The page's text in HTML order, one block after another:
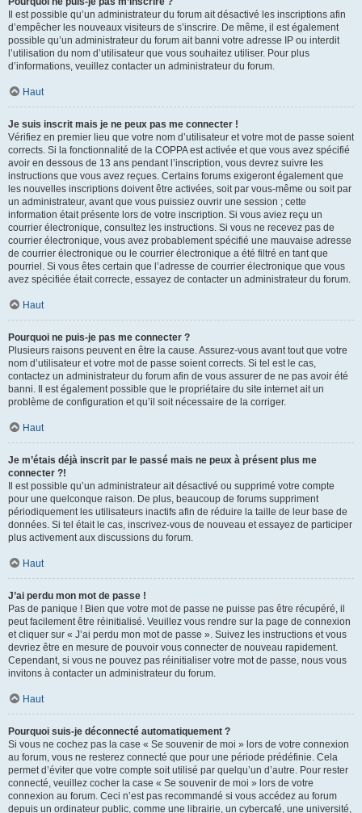
Il est possible qu’un administrateur du forum ait désactivé les inscriptions afin
d’empêcher les nouveaux visiteurs de s’inscrire. De même, il est également
possible qu’un administrateur du forum ait banni votre adresse IP ou interdit
l’utilisation du nom d’utilisateur que vous souhaitez utiliser. Pour plus
d’informations, veuillez contacter un administrateur du forum.
Haut
Je suis inscrit mais je ne peux pas me connecter !
Vérifiez en premier lieu que votre nom d’utilisateur et votre mot de passe soient
corrects. Si la fonctionnalité de la COPPA est activée et que vous avez spécifié
avoir en dessous de 13 ans pendant l’inscription, vous devrez suivre les
instructions que vous avez reçues. Certains forums exigeront également que
les nouvelles inscriptions doivent être activées, soit par vous-même ou soit par
un administrateur, avant que vous puissiez ouvrir une session ; cette
information était présente lors de votre inscription. Si vous aviez reçu un
courrier électronique, consultez les instructions. Si vous ne recevez pas de
courrier électronique, vous avez probablement spécifié une mauvaise adresse
de courrier électronique ou le courrier électronique a été filtré en tant que
pourriel. Si vous êtes certain que l’adresse de courrier électronique que vous
avez spécifiée était correcte, essayez de contacter un administrateur du forum.
Haut
Pourquoi ne puis-je pas me connecter ?
Plusieurs raisons peuvent en être la cause. Assurez-vous avant tout que votre
nom d’utilisateur et votre mot de passe soient corrects. Si tel est le cas,
contactez un administrateur du forum afin de vous assurer de ne pas avoir été
banni. Il est également possible que le propriétaire du site internet ait un
problème de configuration et qu’il soit nécessaire de la corriger.
Haut
Je m’étais déjà inscrit par le passé mais ne peux à présent plus me
connecter ?!
Il est possible qu’un administrateur ait désactivé ou supprimé votre compte
pour une quelconque raison. De plus, beaucoup de forums suppriment
périodiquement les utilisateurs inactifs afin de réduire la taille de leur base de
données. Si tel était le cas, inscrivez-vous de nouveau et essayez de participer
plus activement aux discussions du forum.
Haut
J’ai perdu mon mot de passe !
Pas de panique ! Bien que votre mot de passe ne puisse pas être récupéré, il
peut facilement être réinitialisé. Veuillez vous rendre sur la page de connexion
et cliquer sur « J’ai perdu mon mot de passe ». Suivez les instructions et vous
devriez être en mesure de pouvoir vous connecter de nouveau rapidement.
Cependant, si vous ne pouvez pas réinitialiser votre mot de passe, nous vous
invitons à contacter un administrateur du forum.
Haut
Pourquoi suis-je déconnecté automatiquement ?
Si vous ne cochez pas la case « Se souvenir de moi » lors de votre connexion
au forum, vous ne resterez connecté que pour une période prédéfinie. Cela
permet d’éviter que votre compte soit utilisé par quelqu’un d’autre. Pour rester
connecté, veuillez cocher la case « Se souvenir de moi » lors de votre
connexion au forum. Ceci n’est pas recommandé si vous accédez au forum
depuis un ordinateur public, comme une librairie, un cybercafé, une université,